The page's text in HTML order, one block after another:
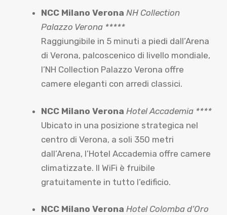
NCC Milano Verona NH Collection
Palazzo Verona *****
Raggiungibile in 5 minuti a piedi dall’Arena
di Verona, palcoscenico di livello mondiale,
l’NH Collection Palazzo Verona offre
camere eleganti con arredi classici.
NCC Milano Verona Hotel Accademia ****
Ubicato in una posizione strategica nel
centro di Verona, a soli 350 metri
dall’Arena, l’Hotel Accademia offre camere
climatizzate. Il WiFi è fruibile
gratuitamente in tutto l’edificio.
NCC Milano Verona Hotel Colomba d’Oro